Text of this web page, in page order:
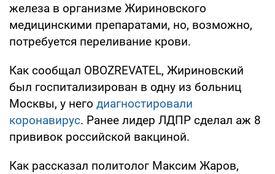
железа в организме Жириновского
медицинскими препаратами, но, возможно,
потребуется переливание крови.
Как сообщал OBOZREVATEL, Жириновский
был госпитализирован в одну из больниц
Москвы, у него диагностировали
коронавирус. Ранее лидер ЛДПР сделал аж 8
прививок российской вакциной.
Как рассказал политолог Максим Жаров,